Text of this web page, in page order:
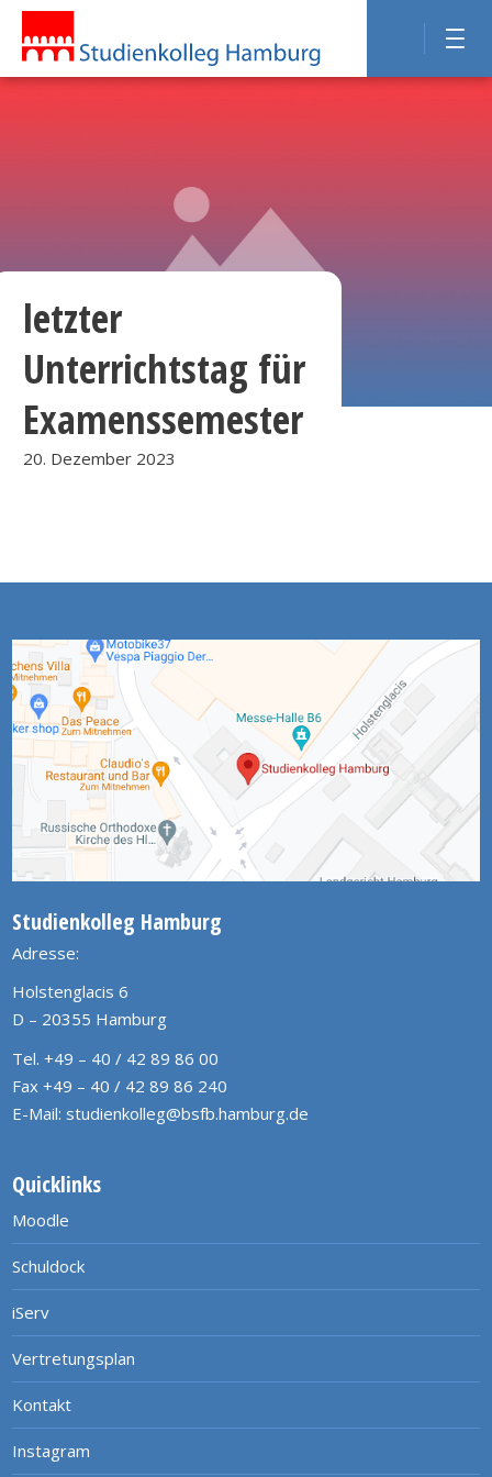
letzter
Unterrichtstag für
Examenssemester
20. Dezember 2023
Studienkolleg Hamburg
Adresse:
Holstenglacis 6
D – 20355 Hamburg
Tel. +49 – 40 / 42 89 86 00
Fax +49 – 40 / 42 89 86 240
E-Mail: studienkolleg@bsfb.hamburg.de
Quicklinks
Moodle
Schuldock
iServ
Vertretungsplan
Kontakt
Instagram